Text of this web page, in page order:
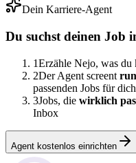
Dein Karriere-Agent
Du suchst deinen Job
1Erzähle Nejo, was du
2Der Agent screent
passenden Jobs für dich
3Jobs, die wirklich
Inbox
Agent kostenlos einrichten